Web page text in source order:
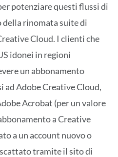
potenziare questi flussi di
della rinomata suite di
Cloud. I clienti che
idonei in regioni
un abbonamento
ad Adobe Creative Cloud,
Acrobat (per un valore
a Creative
a un account nuovo o
tramite il sito di